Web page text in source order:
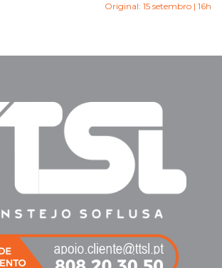
Original: 15 setembro | 16h